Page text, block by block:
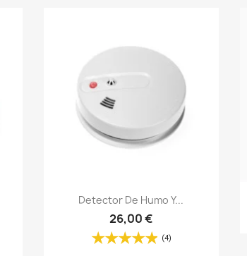
Vista rápida
Detector De Humo Y...
26,00 €
(4)